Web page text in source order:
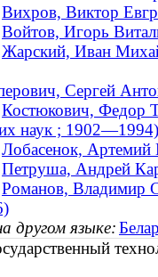
Вихров, Виктор
Войтов, Игорь
Жарский, Иван
Сергей
Костюкович, Федор
наук ; 1902—1994)
Лобасенок, Артемий
Петруша, Андрей
Романов, Владимир
другом языке: